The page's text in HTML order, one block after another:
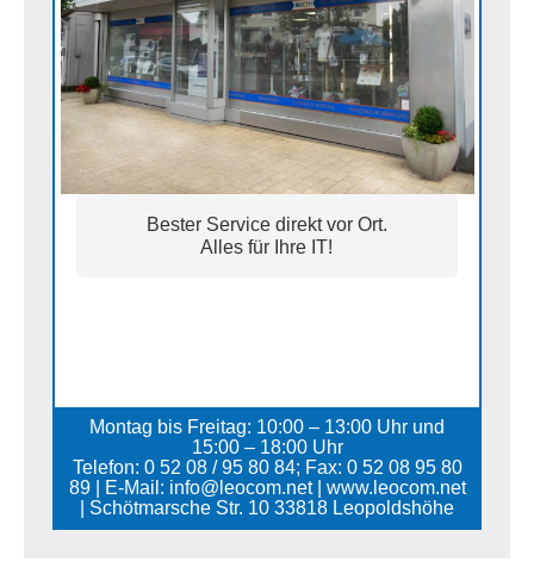
Bester Service direkt vor Ort.
Alles für Ihre IT!
Montag bis Freitag: 10:00 – 13:00 Uhr und
15:00 – 18:00 Uhr
Telefon: 0 52 08 / 95 80 84; Fax: 0 52 08 95 80
89 | E-Mail: info@leocom.net | www.leocom.net
| Schötmarsche Str. 10 33818 Leopoldshöhe